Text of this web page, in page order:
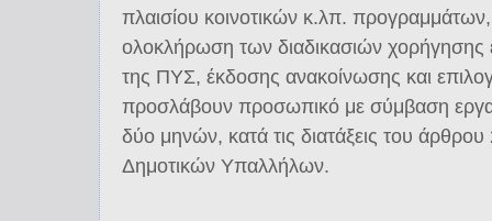
πλαισίου κοινοτικών κ.λπ.
ολοκλήρωση των διαδικασιών χορήγησης
της ΠΥΣ, έκδοσης ανακοίνωσης και
προσλάβουν προσωπικό με σύμβαση
δύο μηνών, κατά τις διατάξεις του
Δημοτικών Υπαλλήλων.